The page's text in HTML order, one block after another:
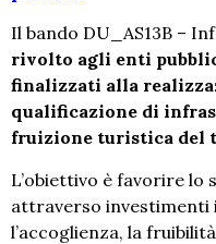
Il bando DU_AS13B –
rivolto agli enti
finalizzati alla
qualificazione di
fruizione turistica del
L’obiettivo è favorire lo
attraverso
l’accoglienza, la